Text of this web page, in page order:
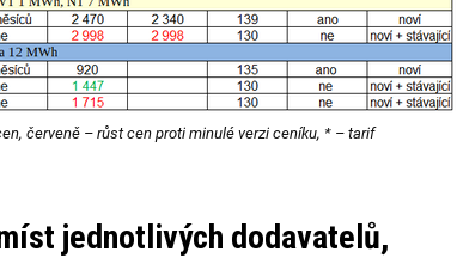
červeně – růst cen proti minulé verzi ceníku, * – tarif
jednotlivých dodavatelů,